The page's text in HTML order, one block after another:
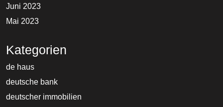
Juni 2023
Mai 2023
Kategorien
de haus
deutsche bank
deutscher immobilien